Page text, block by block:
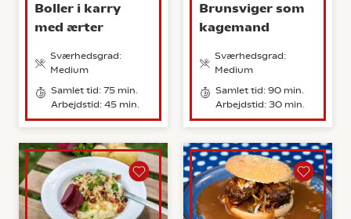
Boller i karry
med ærter
Sværhedsgrad:
Medium
Samlet tid: 75 min.
Arbejdstid: 45 min.
Brunsviger som
kagemand
Sværhedsgrad:
Medium
Samlet tid: 90 min.
Arbejdstid: 30 min.